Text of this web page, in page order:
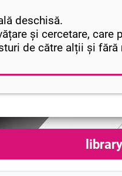
deschisă.
și cercetare, care
de către alții și